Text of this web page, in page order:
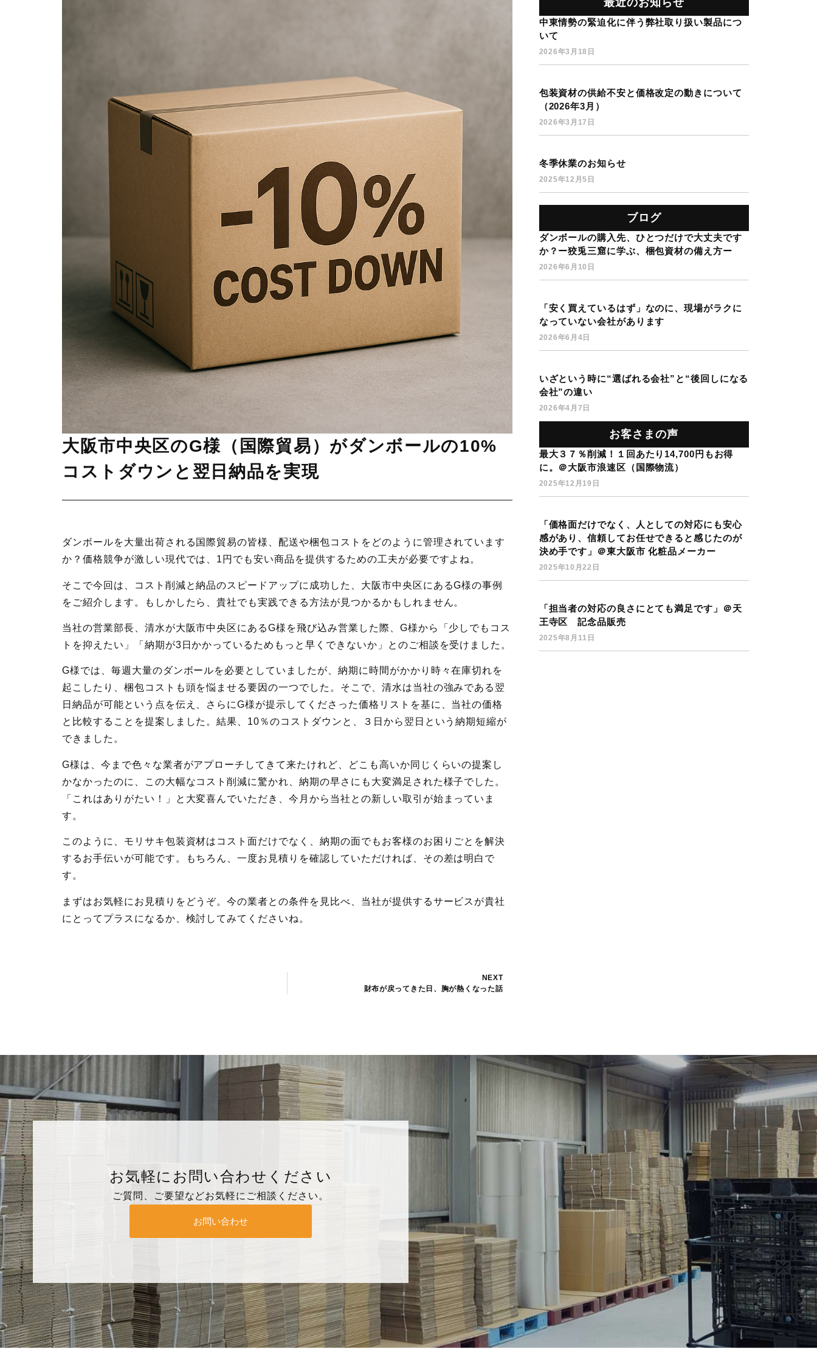
大阪市中央区のG様（国際貿易）がダンボールの10%
コストダウンと翌日納品を実現
ダンボールを大量出荷される国際貿易の皆様、配送や梱包コストをどのように管理されています
か？価格競争が激しい現代では、1円でも安い商品を提供するための工夫が必要ですよね。
そこで今回は、コスト削減と納品のスピードアップに成功した、大阪市中央区にあるG様の事例
をご紹介します。もしかしたら、貴社でも実践できる方法が見つかるかもしれません。
当社の営業部長、清水が大阪市中央区にあるG様を飛び込み営業した際、G様から「少しでもコス
トを抑えたい」「納期が3日かかっているためもっと早くできないか」とのご相談を受けました。
G様では、毎週大量のダンボールを必要としていましたが、納期に時間がかかり時々在庫切れを
起こしたり、梱包コストも頭を悩ませる要因の一つでした。そこで、清水は当社の強みである翌
日納品が可能という点を伝え、さらにG様が提示してくださった価格リストを基に、当社の価格
と比較することを提案しました。結果、10％のコストダウンと、３日から翌日という納期短縮が
できました。
G様は、今まで色々な業者がアプローチしてきて来たけれど、どこも高いか同じくらいの提案し
かなかったのに、この大幅なコスト削減に驚かれ、納期の早さにも大変満足された様子でした。
「これはありがたい！」と大変喜んでいただき、今月から当社との新しい取引が始まっていま
す。
このように、モリサキ包装資材はコスト面だけでなく、納期の面でもお客様のお困りごとを解決
するお手伝いが可能です。もちろん、一度お見積りを確認していただければ、その差は明白で
す。
まずはお気軽にお見積りをどうぞ。今の業者との条件を見比べ、当社が提供するサービスが貴社
にとってプラスになるか、検討してみてくださいね。
NEXT
財布が戻ってきた日、胸が熱くなった話
中東情勢の緊迫化に伴う弊社取り扱い製品につ
いて
2026年3月18日
包装資材の供給不安と価格改定の動きについて
（2026年3月）
2026年3月17日
冬季休業のお知らせ
2025年12月5日
ブログ
ダンボールの購入先、ひとつだけで大丈夫です
か？ー狡兎三窟に学ぶ、梱包資材の備え方ー
2026年6月10日
「安く買えているはず」なのに、現場がラクに
なっていない会社があります
2026年6月4日
いざという時に“選ばれる会社”と“後回しになる
会社”の違い
2026年4月7日
お客さまの声
最大３７％削減！１回あたり14,700円もお得
に。＠大阪市浪速区（国際物流）
2025年12月19日
「価格面だけでなく、人としての対応にも安心
感があり、信頼してお任せできると感じたのが
決め手です」＠東大阪市 化粧品メーカー
2025年10月22日
「担当者の対応の良さにとても満足です」＠天
王寺区 記念品販売
2025年8月11日
お気軽にお問い合わせください
ご質問、ご要望などお気軽にご相談ください。
お問い合わせ